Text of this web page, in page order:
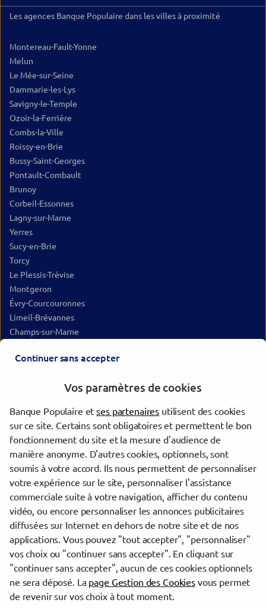
Les agences Banque Populaire dans les villes à proximité
Montereau-Fault-Yonne
Melun
Le Mée-sur-Seine
Dammarie-les-Lys
Savigny-le-Temple
Ozoir-la-Ferrière
Combs-la-Ville
Roissy-en-Brie
Bussy-Saint-Georges
Pontault-Combault
Brunoy
Corbeil-Essonnes
Lagny-sur-Marne
Yerres
Sucy-en-Brie
Torcy
Le Plessis-Trévise
Montgeron
Évry-Courcouronnes
Limeil-Brévannes
Champs-sur-Marne
Draveil
Sens
Vigneux-sur-Seine
Villeneuve-Saint-Georges
Champigny-sur-Marne
Trouver une agence Banque Populaire
Seine-et-Marne
Nangis
NANGIS
evermaps ©
Continuer sans accepter
Vos paramètres de cookies
Banque Populaire etses partenaires utilisent des cookies
sur ce site. Certains sont obligatoires et permettent le bon
fonctionnement du site et la mesure d'audience de
manière anonyme. D'autres cookies, optionnels, sont
soumis à votre accord. Ils nous permettent de personnaliser
votre expérience sur le site, personnaliser l'assistance
commerciale suite à votre navigation, afficher du contenu
vidéo, ou encore personnaliser les annonces publicitaires
diffusées sur Internet en dehors de notre site et de nos
applications. Vous pouvez "tout accepter", "personnaliser"
vos choix ou "continuer sans accepter". En cliquant sur
"continuer sans accepter", aucun de ces cookies optionnels
ne sera déposé. La page Gestion des Cookiesvous permet
de revenir sur vos choix à tout moment.